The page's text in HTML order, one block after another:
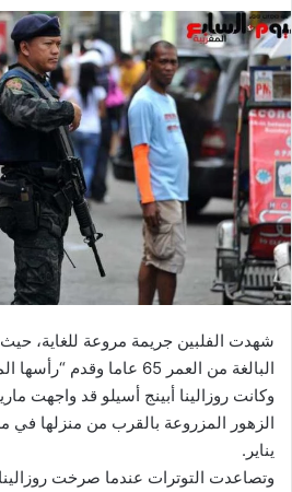
إلكترونيا
شهدت الفلبين جريمة مروعة للغاية،
البالغة من العمر 65 عاما وقدم “رأسها المقطوع” لأصدقائه.
يناير.
وتصاعدت التوترات عندما صرخت